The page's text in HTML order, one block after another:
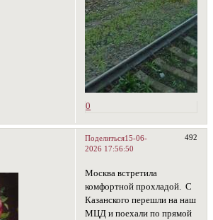
0
Поделиться 492
15-06-
2026 17:56:50
Москва встретила
комфортной прохладой. С
Казанского перешли на наш
МЦД и поехали по прямой